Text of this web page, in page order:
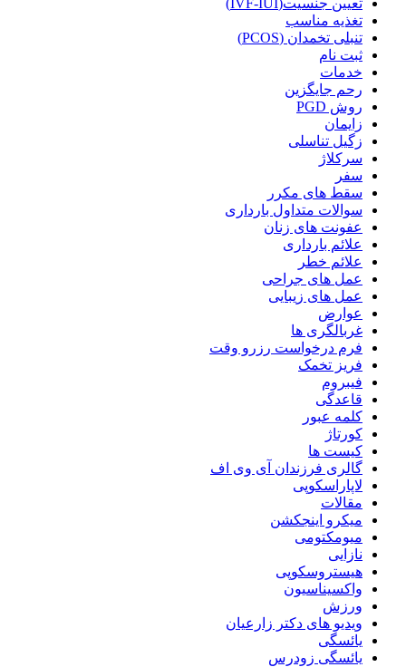
تعیین جنسیت(IVF-IUI)
تغذیه مناسب
تنبلی تخمدان (PCOS)
ثبت نام
خدمات
رحم جایگزین
روش PGD
زایمان
زگیل تناسلی
سرکلاژ
سفر
سقط های مکرر
سوالات متداول بارداری
عفونت های زنان
علائم بارداری
علائم خطر
عمل های جراحی
عمل های زیبایی
عوارض
غربالگری ها
فرم درخواست رزرو وقت
فریز تخمک
فیبروم
قاعدگی
کلمه عبور
کورتاژ
کیست ها
گالری فرزندان آی وی اف
لاپاراسکوپی
مقالات
میکرو اینجکشن
میومکتومی
نازایی
هیستروسکوپی
واکسیناسیون
ورزش
ویدیو های دکتر زارعیان
یائسگی
یائسگی زودرس